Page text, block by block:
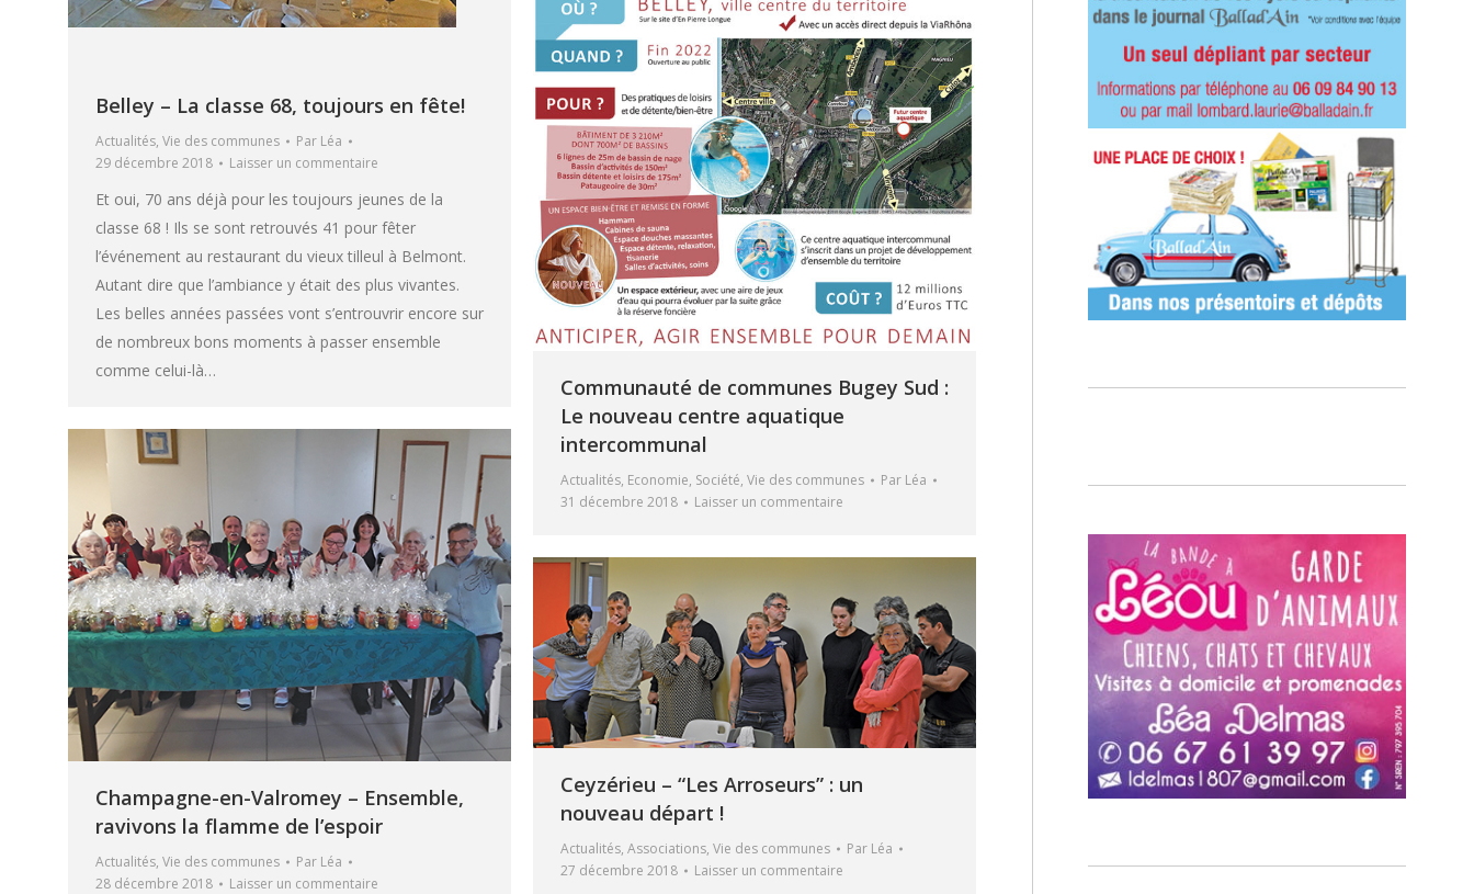
Communauté de communes Bugey Sud :
Le nouveau centre aquatique
intercommunal
Actualités, Economie, Société, Vie des communes Par Léa
31 décembre 2018
Laisser un commentaire
Belley – La classe 68, toujours en fête!
Actualités, Vie des communes Par Léa
29 décembre 2018
Laisser un commentaire
Et oui, 70 ans déjà pour les toujours jeunes de la
classe 68 ! Ils se sont retrouvés 41 pour fêter
l’événement au restaurant du vieux tilleul à Belmont.
Autant dire que l’ambiance y était des plus vivantes.
Les belles années passées vont s’entrouvrir encore sur
de nombreux bons moments à passer ensemble
comme celui-là…
Champagne-en-Valromey – Ensemble,
ravivons la flamme de l’espoir
Actualités, Vie des communes Par Léa
28 décembre 2018
Laisser un commentaire
Ceyzérieu – “Les Arroseurs” : un
nouveau départ !
Actualités, Associations, Vie des communes Par Léa
27 décembre 2018
Laisser un commentaire